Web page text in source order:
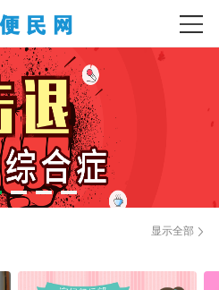
显示全部